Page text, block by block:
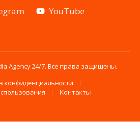
YouTube
Agency 24/7. Все права защищены.
конфиденциальности
Контакты